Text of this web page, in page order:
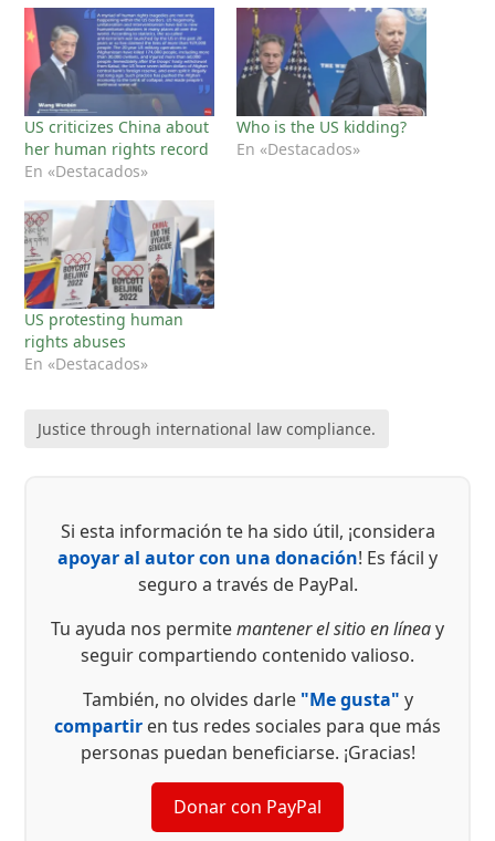
US criticizes China about
her human rights record
En «Destacados»
Who is the US kidding?
En «Destacados»
US protesting human
rights abuses
En «Destacados»
Justice through international law compliance.
Si esta información te ha sido útil, ¡considera
apoyar al autor con una donación! Es fácil y
seguro a través de PayPal.
Tu ayuda nos permitemantener el sitio en líneay
seguir compartiendo contenido valioso.
También, no olvides darle "Me gusta" y
compartir en tus redes sociales para que más
personas puedan beneficiarse. ¡Gracias!
Donar con PayPal